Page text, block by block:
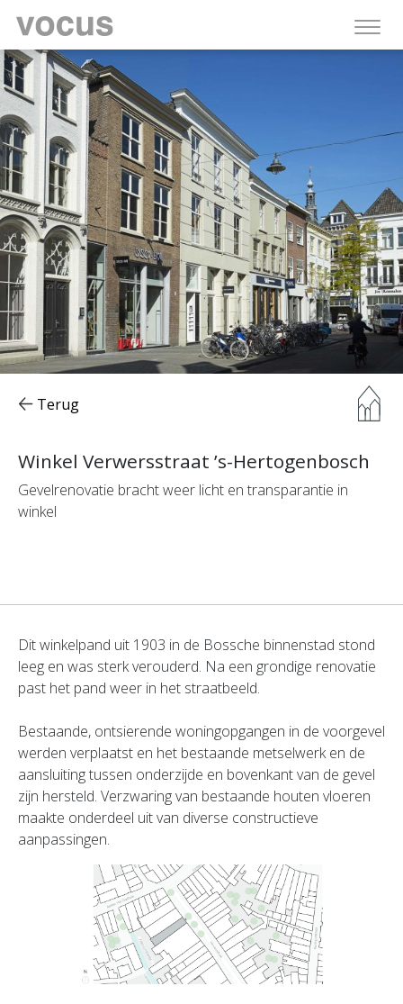
Winkel Verwersstraat ’s-Hertogenbosch
Gevelrenovatie bracht weer licht en transparantie in
winkel
Terug
Dit winkelpand uit 1903 in de Bossche binnenstad stond
leeg en was sterk verouderd. Na een grondige renovatie
past het pand weer in het straatbeeld.
Bestaande, ontsierende woningopgangen in de voorgevel
werden verplaatst en het bestaande metselwerk en de
aansluiting tussen onderzijde en bovenkant van de gevel
zijn hersteld. Verzwaring van bestaande houten vloeren
maakte onderdeel uit van diverse constructieve
aanpassingen.